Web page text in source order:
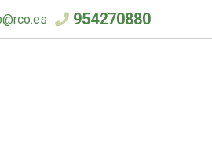
954270880